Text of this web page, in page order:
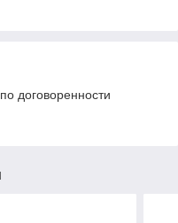
договоренности